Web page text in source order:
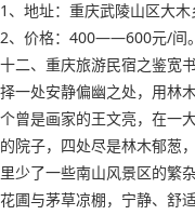
1、地址：重庆武陵山区大木
2、价格：400——600元/间。
十二、重庆旅游民宿之鉴宽书
择一处安静偏幽之处，用林
个曾是画家的王文亮，在一
的院子，四处尽是林木郁葱
里少了一些南山风景区的繁
花圃与茅草凉棚，宁静、舒